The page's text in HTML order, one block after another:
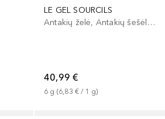
LE GEL SOURCILS
Antakių želė, Antakių šešėliai/dažai
40,99 €
6 g (6,83 € / 1 g)